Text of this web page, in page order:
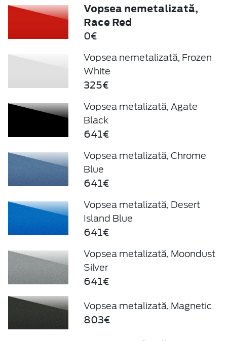
Vopsea nemetalizată,
Race Red
0€
Vopsea nemetalizată, Frozen
White
325€
Vopsea metalizată, Agate
Black
641€
Vopsea metalizată, Chrome
Blue
641€
Vopsea metalizată, Desert
Island Blue
641€
Vopsea metalizată, Moondust
Silver
641€
Vopsea metalizată, Magnetic
803€